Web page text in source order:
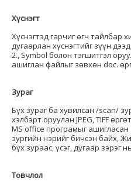
Хүснэгт
Хүснэгтэд гарчиг өгч тайлбар
дугаарлан хүснэгтийг зүүн
2., Symbol болон тэгшитгэл
ашиглан файлыг зөвхөн doc.
Зураг
Бүх зураг ба хувилсан /scan/
хэлбэрт оруулан JPEG, TIFF
MS office програмыг ашигласан
зургийн нэрийг бичсэн байх,
бүх зураас, үсэг, дугаар зэрэг
Товчлол